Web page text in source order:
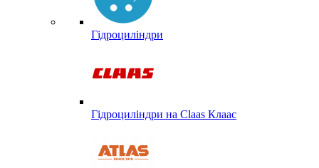
Гідроциліндри
Гідроциліндри на Claas Клаас